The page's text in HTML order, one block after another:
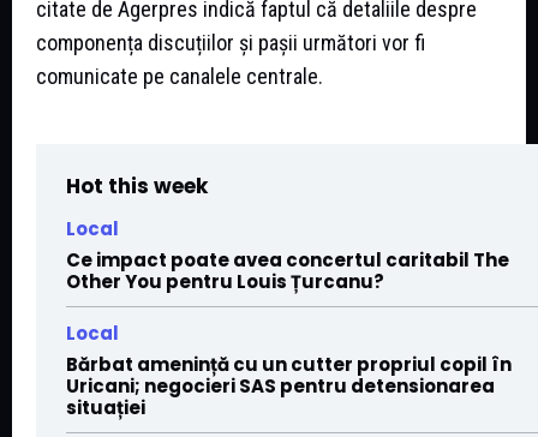
citate de Agerpres indică faptul că detaliile despre
componența discuțiilor și pașii următori vor fi
comunicate pe canalele centrale.
Hot this week
Local
Ce impact poate avea concertul caritabil The
Other You pentru Louis Țurcanu?
Local
Bărbat amenință cu un cutter propriul copil în
Uricani; negocieri SAS pentru detensionarea
situației